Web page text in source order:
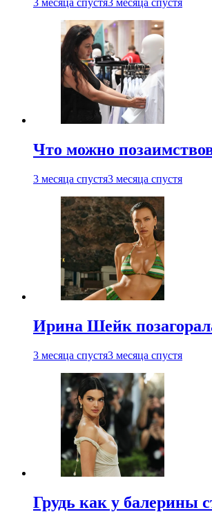
3 месяца спустя3 месяца спустя
Что можно
3 месяца спустя3 месяца спустя
Ирина Шейк
3 месяца спустя3 месяца спустя
Грудь как у балерины